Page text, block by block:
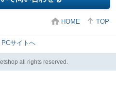
HOME TOP
PCサイトへ
all rights reserved.